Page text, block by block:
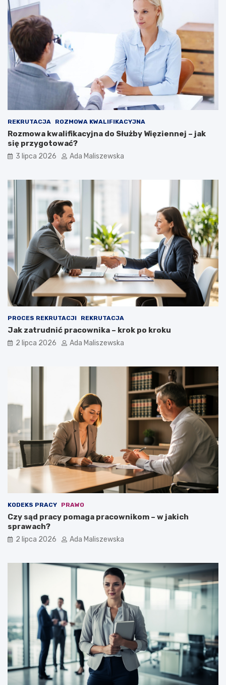
REKRUTACJA ROZMOWA KWALIFIKACYJNA
Rozmowa kwalifikacyjna do Służby Więziennej – jak
się przygotować?
3 lipca 2026 Ada Maliszewska
PROCES REKRUTACJI REKRUTACJA
Jak zatrudnić pracownika – krok po kroku
2 lipca 2026 Ada Maliszewska
KODEKS PRACY PRAWO
Czy sąd pracy pomaga pracownikom – w jakich
sprawach?
2 lipca 2026 Ada Maliszewska